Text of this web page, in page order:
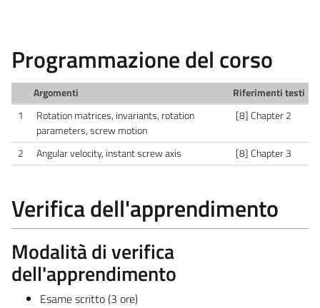
Programmazione del corso
Argomenti
Riferimenti testi
1
Rotation matrices, invariants, rotation
parameters, screw motion
[8] Chapter 2
2 Angular velocity, instant screw axis [8] Chapter 3
Verifica dell'apprendimento
Modalità di verifica
dell'apprendimento
Esame scritto (3 ore)